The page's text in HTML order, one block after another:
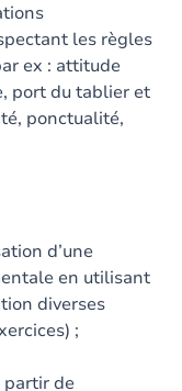
les règles
ex : attitude
port du tablier et
ponctualité,
d’une
en utilisant
diverses
;
partir de